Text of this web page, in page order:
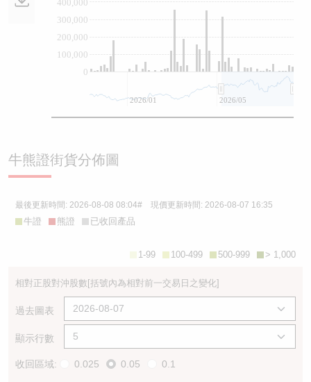
0
100,000
200,000
300,000
400,000
2026/01 2026/05
牛熊證街貨分佈圖
最後更新時間: 2026-08-08 08:04# 現價更新時間: 2026-08-07 16:35
牛證 熊證 已收回產品
> 1,000
500-999
100-499
1-99
相對正股對沖股數[括號內為相對前一交易日之變化]
過去圖表
顯示行數
收回區域: 0.025 0.05 0.1